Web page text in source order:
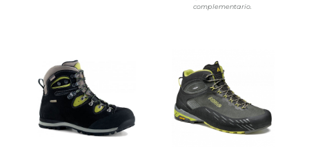
complementario.